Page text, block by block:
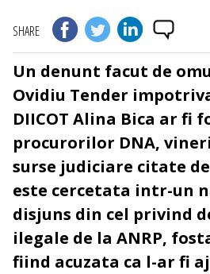
SHARE
Un denunt facut de
Ovidiu Tender
DIICOT Alina Bica ar fi
procurorilor DNA,
surse judiciare citate de
este cercetata intr-un
disjuns din cel privind
ilegale de la ANRP,
fiind acuzata ca l-ar fi